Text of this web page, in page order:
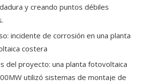
y creando puntos débiles
incidente de corrosión en una planta
costera
del proyecto: una planta fotovoltaica
utilizó sistemas de montaje de